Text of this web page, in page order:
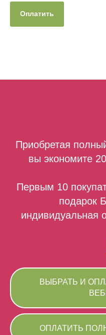
Оплатить
Приобретая
вы экономите
Первым 10
подарок
индивидуальная
ВЫБРАТЬ И
ОПЛАТИТЬ